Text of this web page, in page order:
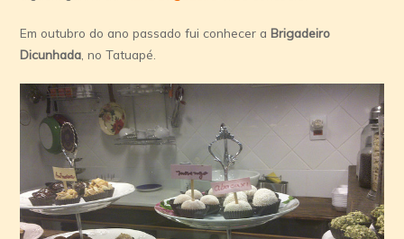
Em outubro do ano passado fui conhecer aBrigadeiro
Dicunhada , no Tatuapé.